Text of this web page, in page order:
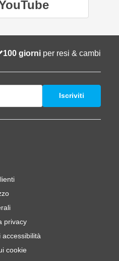
100 giorni per resi & cambi
Iscriviti
privacy
accessibilità
cookie